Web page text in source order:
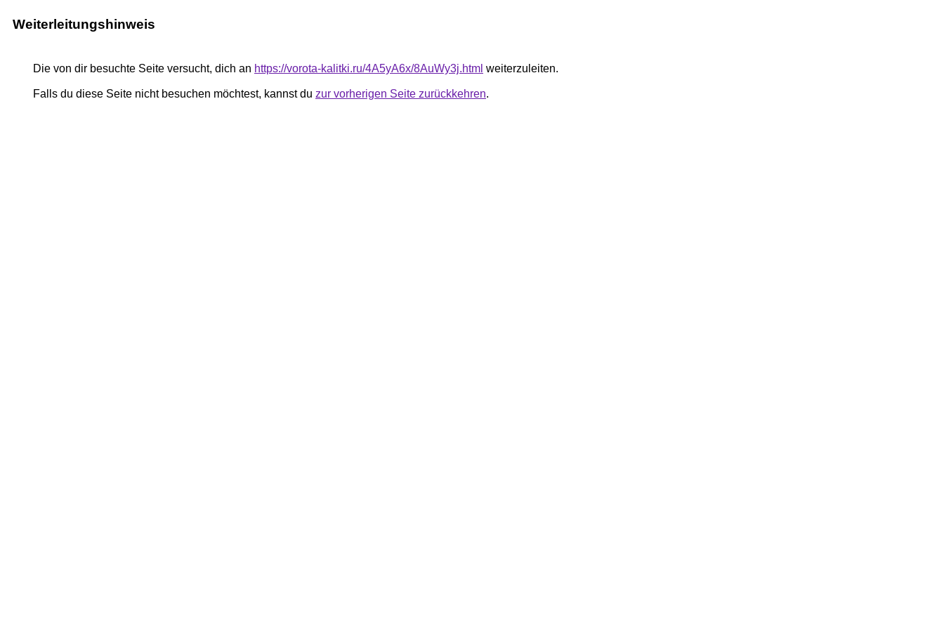
Weiterleitungshinweis
Die von dir besuchte Seite versucht, dich an https://vorota-kalitki.ru/4A5yA6x/8AuWy3j.html weiterzuleiten.
Falls du diese Seite nicht besuchen möchtest, kannst du zur vorherigen Seite zurückkehren.